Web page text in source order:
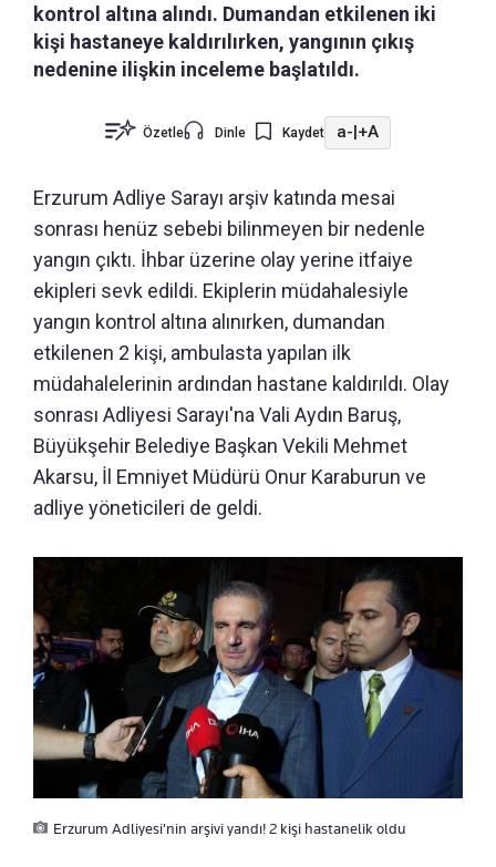
kontrol altına alındı. Dumandan etkilenen iki
kişi hastaneye kaldırılırken, yangının çıkış
nedenine ilişkin inceleme başlatıldı.
Özetle Dinle Kaydet a-|+A
Erzurum Adliye Sarayı arşiv katında mesai
sonrası henüz sebebi bilinmeyen bir nedenle
yangın çıktı. İhbar üzerine olay yerine itfaiye
ekipleri sevk edildi. Ekiplerin müdahalesiyle
yangın kontrol altına alınırken, dumandan
etkilenen 2 kişi, ambulasta yapılan ilk
müdahalelerinin ardından hastane kaldırıldı. Olay
sonrası Adliyesi Sarayı'na Vali Aydın Baruş,
Büyükşehir Belediye Başkan Vekili Mehmet
Akarsu, İl Emniyet Müdürü Onur Karaburun ve
adliye yöneticileri de geldi.
Erzurum Adliyesi'nin arşivi yandı! 2 kişi hastanelik oldu